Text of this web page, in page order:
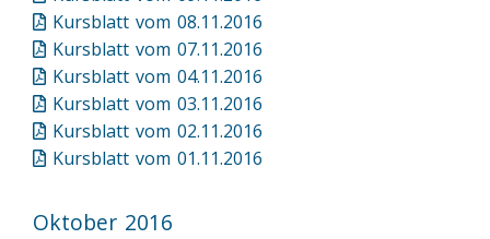
Kursblatt vom 08.11.2016
Kursblatt vom 07.11.2016
Kursblatt vom 04.11.2016
Kursblatt vom 03.11.2016
Kursblatt vom 02.11.2016
Kursblatt vom 01.11.2016
Oktober 2016